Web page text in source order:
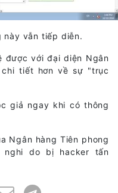
này vẫn tiếp diễn.
được với đại diện Ngân
chi tiết hơn về sự "trục
giả ngay khi có thông
Ngân hàng Tiên phong
nghi do bị hacker tấn